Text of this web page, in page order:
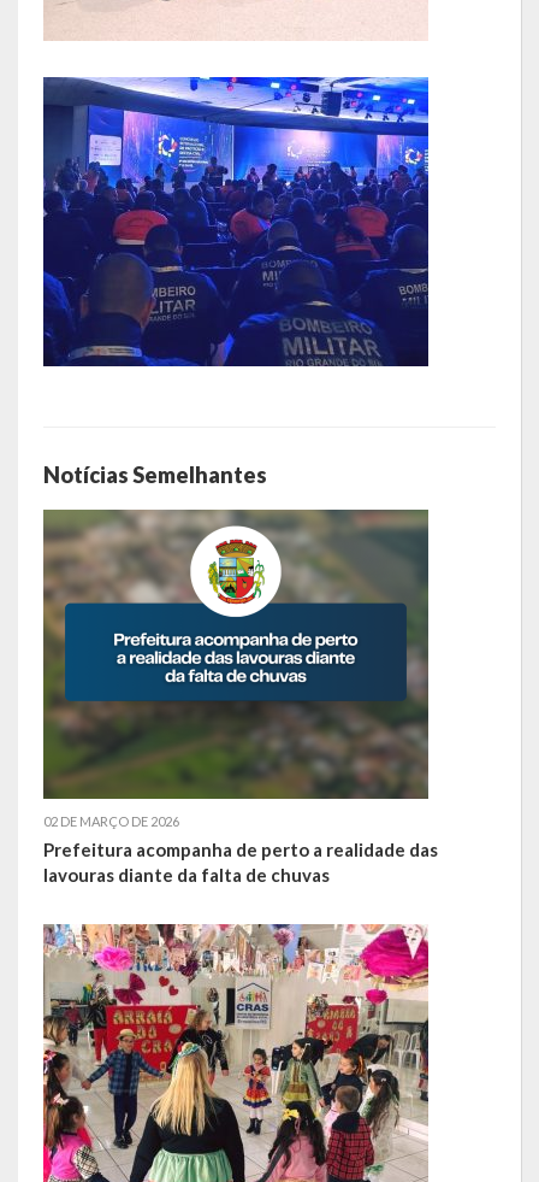
Notícias Semelhantes
02 DE MARÇO DE 2026
Prefeitura acompanha de perto a realidade das
lavouras diante da falta de chuvas